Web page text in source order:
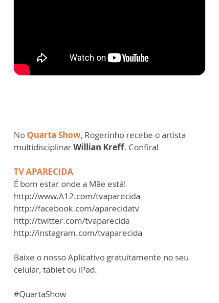
No Quarta Show, Rogerinho recebe o artista
multidisciplinarWillian Kreff. Confira!
TV APARECIDA
É bom estar onde a Mãe está!
http://www.A12.com/tvaparecida
http://facebook.com/aparecidatv
http://twitter.com/tvaparecida
http://instagram.com/tvaparecida
Baixe o nosso Aplicativo gratuitamente no seu
celular, tablet ou iPad.
#QuartaShow